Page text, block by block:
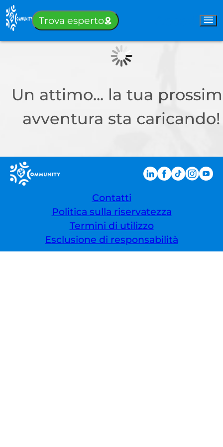
Trova esperto
Un attimo... la tua
avventura sta caricando!
Contatti
Politica sulla riservatezza
Termini di utilizzo
Esclusione di responsabilità